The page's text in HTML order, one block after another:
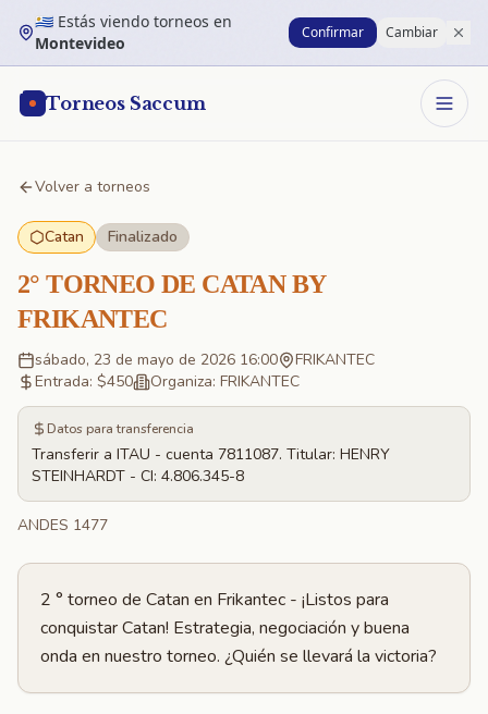
Saltar al contenido principal
🇺🇾 Estás viendo torneos en
Montevideo
Confirmar Cambiar
Torneos Saccum
Volver a torneos
Catan Finalizado
2° TORNEO DE CATAN BY
FRIKANTEC
sábado, 23 de mayo de 2026 16:00
FRIKANTEC
Entrada: $450 Organiza: FRIKANTEC
Datos para transferencia
Transferir a ITAU - cuenta 7811087. Titular: HENRY
STEINHARDT - CI: 4.806.345-8
ANDES 1477
2 ° torneo de Catan en Frikantec - ¡Listos para
conquistar Catan! Estrategia, negociación y buena
onda en nuestro torneo. ¿Quién se llevará la victoria?